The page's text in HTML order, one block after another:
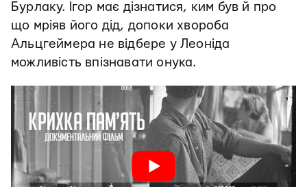
Бурлаку. Ігор має дізнатися, ким був й про
що мріяв його дід, допоки хвороба
Альцгеймера не відбере у Леоніда
можливість впізнавати онука.